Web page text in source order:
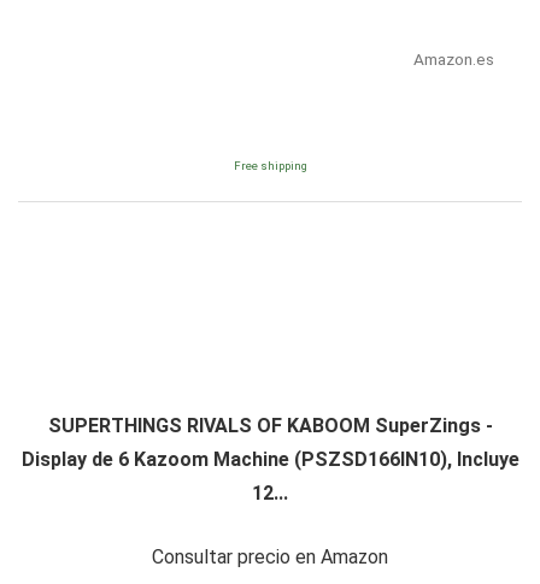
Amazon.es
Free shipping
SUPERTHINGS RIVALS OF KABOOM SuperZings -
Display de 6 Kazoom Machine (PSZSD166IN10), Incluye
12...
Consultar precio en Amazon